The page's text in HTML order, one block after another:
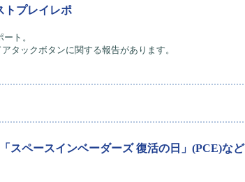
トプレイレポ
ト。
タックボタンに関する報告があります。
スペースインベーダーズ 復活の日」(PCE)など